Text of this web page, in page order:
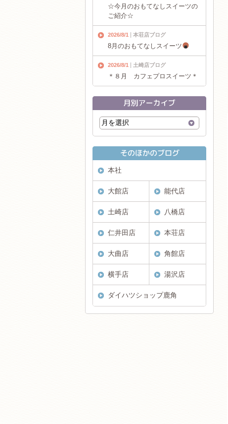
☆今月のおもてなしスイーツの
ご紹介☆
2026/8/1 本荘店ブログ
8月のおもてなしスイーツ
2026/8/1 土崎店ブログ
＊８月 カフェプロスイーツ＊
本社
大館店 能代店
土崎店 八橋店
仁井田店 本荘店
大曲店 角館店
横手店 湯沢店
ダイハツショップ鹿角